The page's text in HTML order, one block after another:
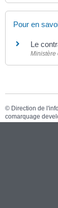
Pour en
Le
Ministère
© Direction de
comarquage